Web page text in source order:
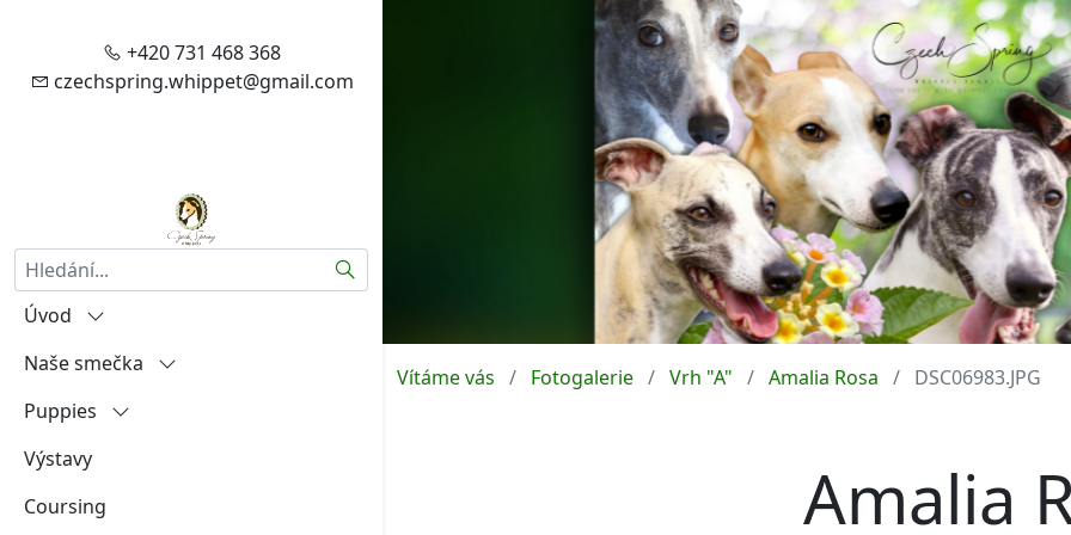
+420 731 468 368
czechspring.whippet@gmail.com
Úvod
Vítejte
Zásady zpracování vašich
Naše smečka
Igráček od Hněvína
Amalia Rosa Czech Spring
Aireen Czech Spring
Puppies
"A"
"B"
Výstavy
Coursing
Hledat
Vítáme vás Fotogalerie Vrh "A" Amalia Rosa DSC06983.JPG
Amalia